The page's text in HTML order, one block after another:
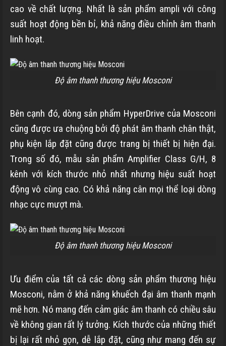
cao về chất lượng. Nhất là sản phẩm ampli với công
suất hoạt động bền bỉ, khả năng điều chỉnh âm thanh
linh hoạt.
Độ âm thanh thương hiệu Mosconi
Bên cạnh đó, dòng sản phẩm HyperDrive của Mosconi
cũng được ưa chuộng bởi độ phát âm thanh chân thật,
phụ kiện lắp đặt cũng được trang bị thiết bị hiện đại.
Trong số đó, mẫu sản phẩm Amplifier Class G/H, 8
kênh với kích thước nhỏ nhất nhưng hiệu suất hoạt
động vô cùng cao. Có khả năng cân mọi thể loại dòng
nhạc cực mượt mà.
Độ âm thanh thương hiệu Mosconi
Ưu điểm của tất cả các dòng sản phẩm thương hiệu
Mosconi, nằm ở khả năng khuếch đại âm thanh mạnh
mẽ hơn. Nó mang đến cảm giác âm thanh có chiều sâu
về không gian rất lý tưởng. Kích thước của những thiết
bị lại rất nhỏ gọn, dễ lắp đặt, cũng như mang đến sự